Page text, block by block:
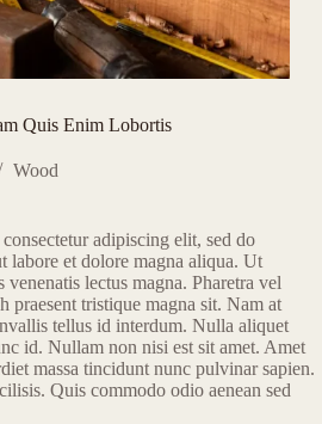
Quis Enim Lobortis
Wood
adipiscing elit, sed do
labore et dolore magna aliqua. Ut
lectus magna. Pharetra vel
praesent tristique magna sit. Nam at
tellus id interdum. Nulla aliquet
id. Nullam non nisi est sit amet. Amet
massa tincidunt nunc pulvinar sapien.
Quis commodo odio aenean sed